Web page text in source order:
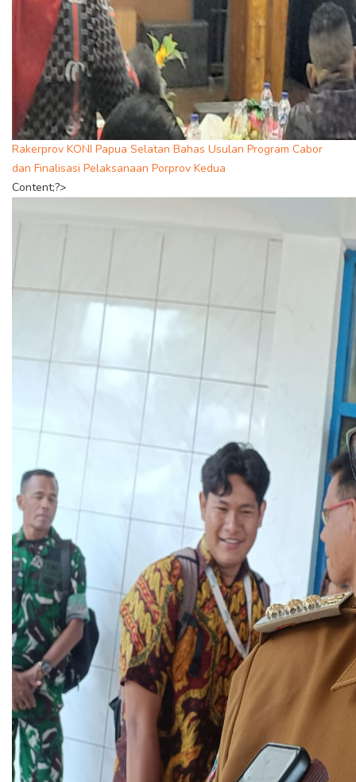
Rakerprov KONI Papua Selatan Bahas Usulan Program Cabor
dan Finalisasi Pelaksanaan Porprov Kedua
Content;?>